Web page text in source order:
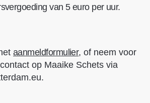
van 5 euro per uur.
aanmeldformulier, of neem voor
op Maaike Schets via